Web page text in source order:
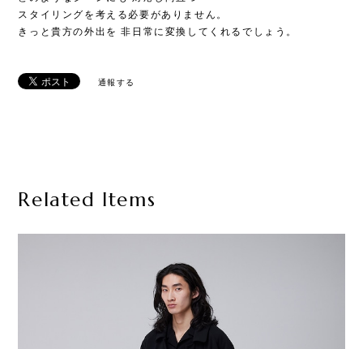
スタイリングを考える必要がありません。
きっと貴方の外出を 非日常に変換してくれるでしょう。
通報する
Related Items